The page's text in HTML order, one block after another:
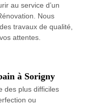
au service d’un
Nous
travaux de qualité,
attentes.
à Sorigny
des plus difficiles
ou